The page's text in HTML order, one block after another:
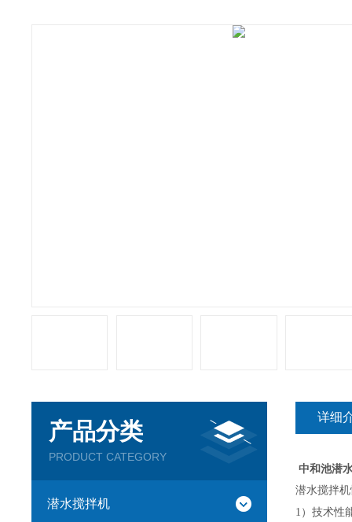
产品分类
PRODUCT CATEGORY
潜水搅拌机
详细
中和池潜
潜水搅拌
1） 技术性